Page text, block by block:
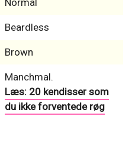
Normal
Beardless
Brown
Manchmal.
Læs: 20 kendisser som
du ikke forventede røg